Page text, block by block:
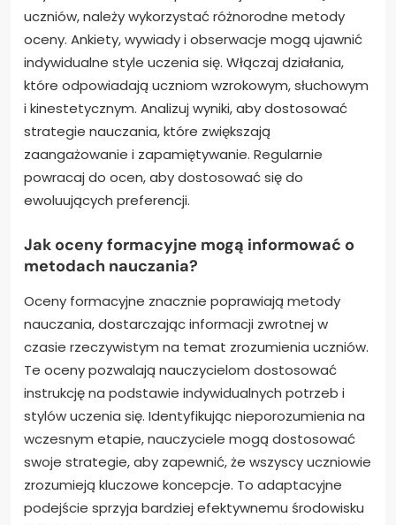
uczniów, należy wykorzystać różnorodne metody
oceny. Ankiety, wywiady i obserwacje mogą ujawnić
indywidualne style uczenia się. Włączaj działania,
które odpowiadają uczniom wzrokowym, słuchowym
i kinestetycznym. Analizuj wyniki, aby dostosować
strategie nauczania, które zwiększają
zaangażowanie i zapamiętywanie. Regularnie
powracaj do ocen, aby dostosować się do
ewoluujących preferencji.
Jak oceny formacyjne mogą informować o
metodach nauczania?
Oceny formacyjne znacznie poprawiają metody
nauczania, dostarczając informacji zwrotnej w
czasie rzeczywistym na temat zrozumienia uczniów.
Te oceny pozwalają nauczycielom dostosować
instrukcję na podstawie indywidualnych potrzeb i
stylów uczenia się. Identyfikując nieporozumienia na
wczesnym etapie, nauczyciele mogą dostosować
swoje strategie, aby zapewnić, że wszyscy uczniowie
zrozumieją kluczowe koncepcje. To adaptacyjne
podejście sprzyja bardziej efektywnemu środowisku